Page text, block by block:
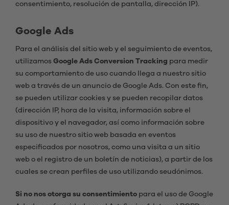
consentimiento, resolución de pantalla, dirección IP).
Google Ads
Para el análisis del sitio web y el seguimiento de eventos,
utilizamos Google Ads Conversion Tracking para medir
su comportamiento de uso cuando llega a nuestro sitio
web a través de un anuncio de Google Ads. Con este fin,
se pueden utilizar cookies y se pueden recopilar datos
(dirección IP, hora de la visita, información sobre el
dispositivo y el navegador, así como información sobre
su uso de nuestro sitio web basada en eventos
especificados por nosotros, como una visita a un sitio
web o el registro de un boletín de noticias), a partir de los
cuales se crean perfiles de uso utilizando seudónimos.
Si no nos otorga su consentimiento para el uso de Google